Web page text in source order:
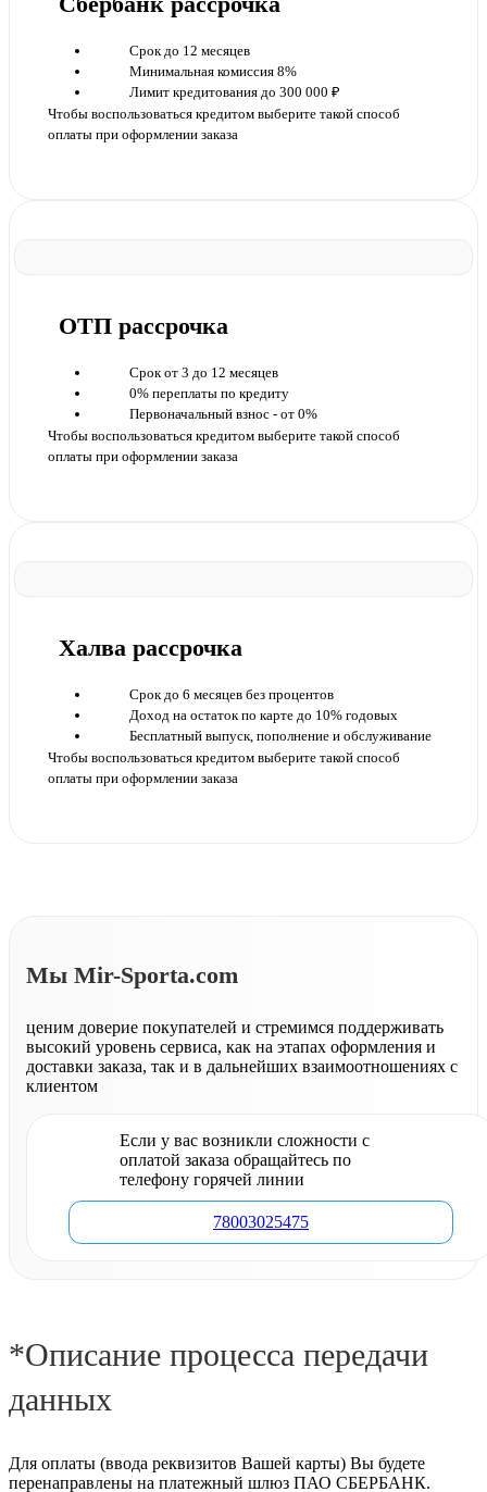
Срок до 12 месяцев
Минимальная комиссия 8%
Лимит кредитования до 300 000 ₽
Чтобы воспользоваться кредитом выберите такой способ
оплаты при оформлении заказа
ОТП рассрочка
Срок от 3 до 12 месяцев
0% переплаты по кредиту
Первоначальный взнос - от 0%
Чтобы воспользоваться кредитом выберите такой способ
оплаты при оформлении заказа
Халва рассрочка
Срок до 6 месяцев без процентов
Доход на остаток по карте до 10% годовых
Бесплатный выпуск, пополнение и обслуживание
Чтобы воспользоваться кредитом выберите такой способ
оплаты при оформлении заказа
Мы Mir-Sporta.com
ценим доверие покупателей и стремимся поддерживать
высокий уровень сервиса, как на этапах оформления и
доставки заказа, так и в дальнейших взаимоотношениях с
клиентом
Если у вас возникли сложности с
оплатой заказа обращайтесь по
телефону горячей линии
78003025475
*Описание процесса передачи
данных
Для оплаты (ввода реквизитов Вашей карты) Вы будете
перенаправлены на платежный шлюз ПАО СБЕРБАНК.